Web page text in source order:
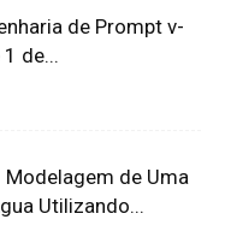
de Prompt v-
de...
de Uma
Utilizando...